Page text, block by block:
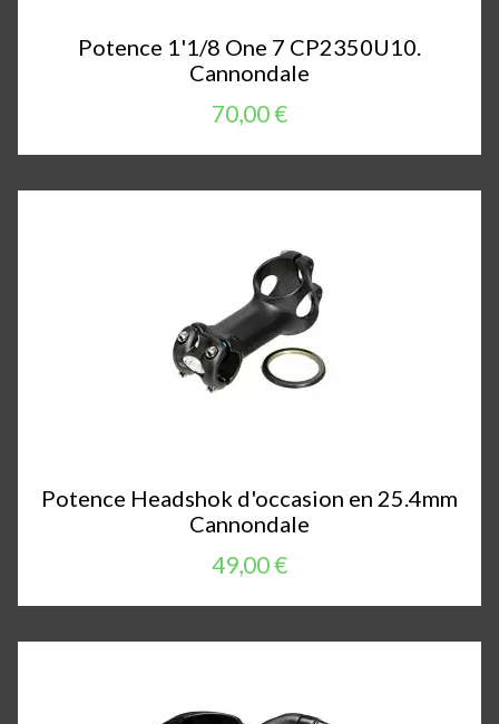
Potence 1'1/8 One 7 CP2350U10.
Cannondale
70,00 €
Potence Headshok d'occasion en 25.4mm
Cannondale
49,00 €